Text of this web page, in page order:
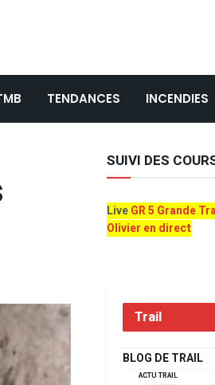
TENDANCES INCENDIES
SUIVI DES
LiveGR 5 Grande
Olivier en direct
Trail
BLOG DE TRAIL
ACTU TRAIL